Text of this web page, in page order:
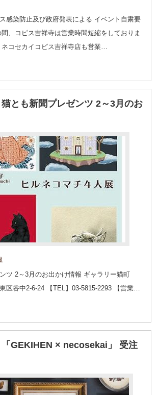
感染防止及び政府発表による イベント自粛要
、コピス吉祥寺は営業時間短縮をしておりま
コセカイコピス吉祥寺店も営業…
猫とも新聞プレゼンツ 2～3月のお
ツ 2～3月のお出かけ情報 ギャラリー猫町
東区谷中2-6-24 【TEL】03-5815-2293 【営業…
「GEKIHEN × necosekai」 受注